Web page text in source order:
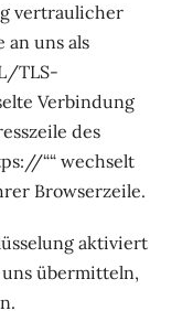
vertraulicher
an uns als
TLS-
Verbindung
des
““ wechselt
Browserzeile.
aktiviert
übermitteln,